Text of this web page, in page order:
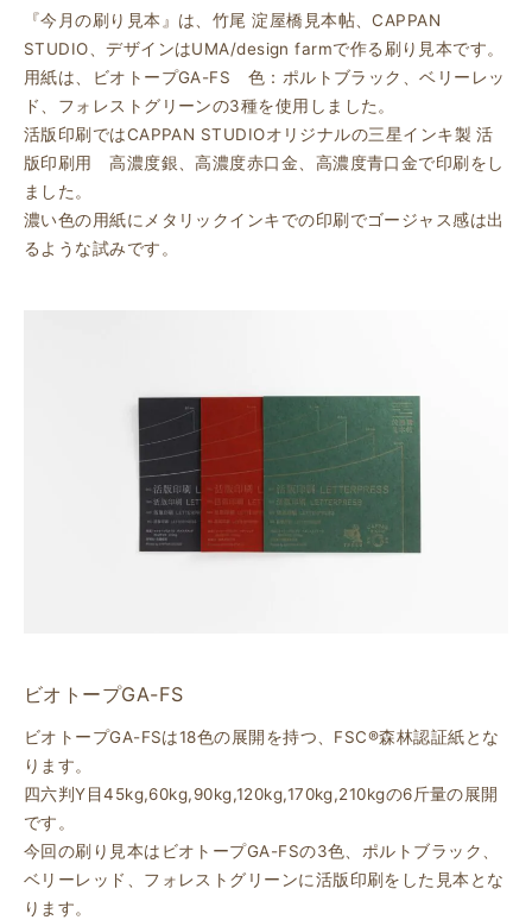
『今月の刷り見本』は、竹尾 淀屋橋見本帖、CAPPAN
STUDIO、デザインはUMA/design farmで作る刷り見本です。
用紙は、ビオトープGA-FS 色：ポルトブラック、ベリーレッ
ド、フォレストグリーンの3種を使用しました。
活版印刷ではCAPPAN STUDIOオリジナルの三星インキ製 活
版印刷用 高濃度銀、高濃度赤口金、高濃度青口金で印刷をし
ました。
濃い色の用紙にメタリックインキでの印刷でゴージャス感は出
るような試みです。
ビオトープGA-FS
ビオトープGA-FSは18色の展開を持つ、FSC®森林認証紙とな
ります。
四六判Y目45kg,60kg,90kg,120kg,170kg,210kgの6斤量の展開
です。
今回の刷り見本はビオトープGA-FSの3色、ポルトブラック、
ベリーレッド、フォレストグリーンに活版印刷をした見本とな
ります。